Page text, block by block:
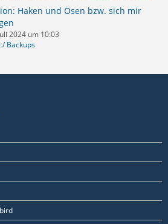
Haken und Ösen bzw. sich mir
2024 um 10:03
Backups